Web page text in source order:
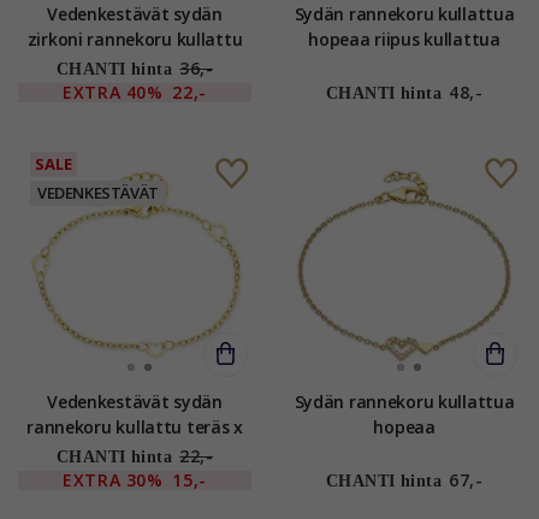
Vedenkestävät sydän
zirkoni rannekoru kullattu
teräs x 10,0 mm - OCEANA
CHANTI hinta 36,-
EXTRA 40% 22,-
Sydän rannekoru kullattua
hopeaa riipus kullattua
CHANTI hinta 48,-
SALE
VEDENKESTÄVÄT
Vedenkestävät sydän
rannekoru kullattu teräs x
5,0 mm - OCEANA
CHANTI hinta 22,-
EXTRA 30% 15,-
Sydän rannekoru kullattua
hopeaa
CHANTI hinta 67,-